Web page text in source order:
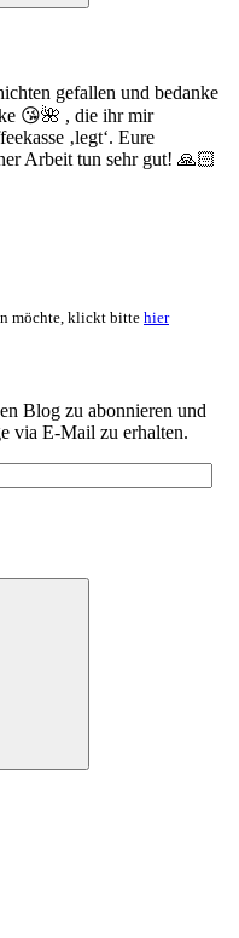
gefallen und bedanke
😘🌺 , die ihr mir
‚legt‘. Eure
Arbeit tun sehr gut! 🙏🏻
möchte, klickt bitte hier
Blog zu abonnieren und
via E-Mail zu erhalten.